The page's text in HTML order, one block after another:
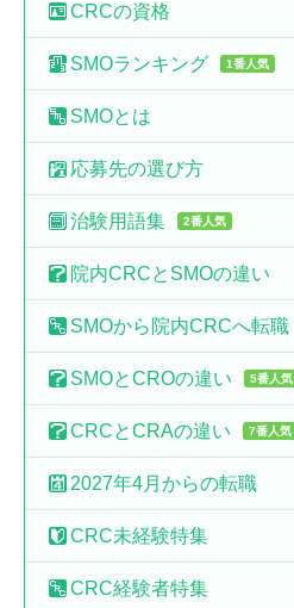
CRCの資格
SMOランキング 1番人気
SMOとは
応募先の選び方
治験用語集 2番人気
院内CRCと SMOの違い
SMOから 院内CRCへ転職
SMOとCROの違い 5番人気
CRCとCRAの違い 7番人気
2027年4月からの転職
CRC未経験特集
CRC経験者特集